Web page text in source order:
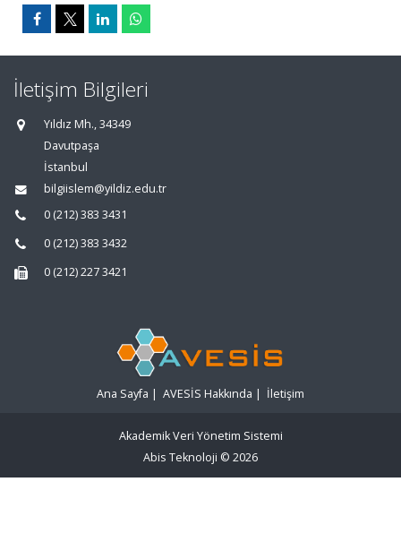
İletişim Bilgileri
Yıldız Mh., 34349
Davutpaşa
İstanbul
bilgiislem@yildiz.edu.tr
0 (212) 383 3431
0 (212) 383 3432
0 (212) 227 3421
Ana Sayfa | AVESİS Hakkında | İletişim
Akademik Veri Yönetim Sistemi
Abis Teknoloji © 2026